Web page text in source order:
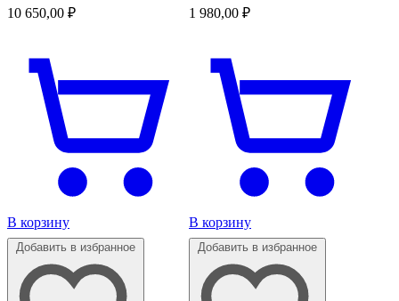
10 650,00 ₽
В корзину
1 980,00 ₽
В корзину
Добавить в избранное Добавить в избранное